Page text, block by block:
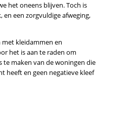
het oneens blijven. Toch is
een zorgvuldige afweging,
kleidammen en
het is aan te raden om
maken van de woningen die
heeft en geen negatieve kleef